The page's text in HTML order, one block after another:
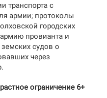
транспорта с
армии; протоколы
городских
провианта и
судов о
через
ограничение 6+